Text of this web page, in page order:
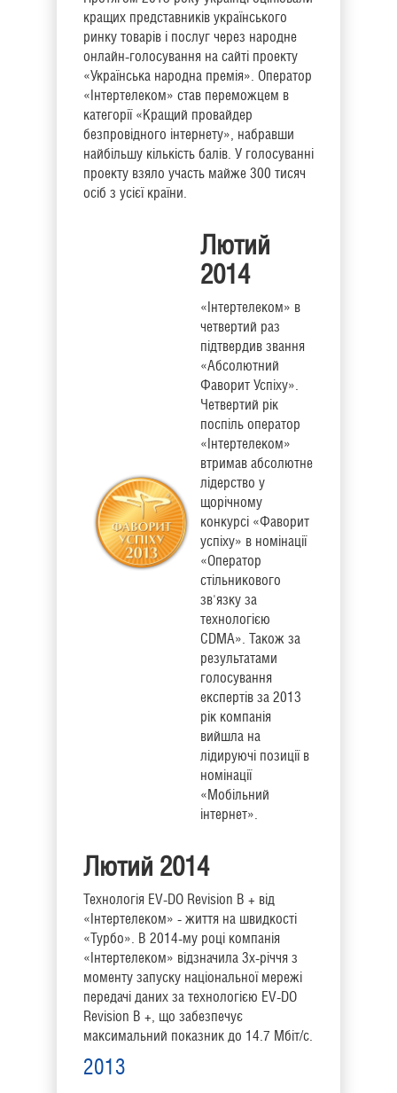
кращих представників українського
ринку товарів і послуг через народне
онлайн-голосування на сайті проекту
«Українська народна премія». Оператор
«Інтертелеком» став переможцем в
категорії «Кращий провайдер
безпровідного інтернету», набравши
найбільшу кількість балів. У голосуванні
проекту взяло участь майже 300 тисяч
осіб з усієї країни.
Лютий
2014
«Інтертелеком» в
четвертий раз
підтвердив звання
«Абсолютний
Фаворит Успіху».
Четвертий рік
поспіль оператор
«Інтертелеком»
втримав абсолютне
лідерство у
щорічному
конкурсі «Фаворит
успіху» в номінації
«Оператор
стільникового
зв'язку за
технологією
CDMA». Також за
результатами
голосування
експертів за 2013
рік компанія
вийшла на
лідируючі позиції в
номінації
«Мобільний
інтернет».
Лютий 2014
Технологія EV-DO Revision B + від
«Інтертелеком» - життя на швидкості
«Турбо». В 2014-му році компанія
«Інтертелеком» відзначила 3х-річчя з
моменту запуску національної мережі
передачі даних за технологією EV-DO
Revision B +, що забезпечує
максимальний показник до 14.7 Мбіт/с.
2013